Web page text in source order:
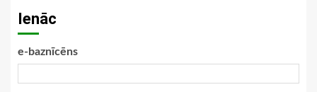
Ienāc
e-baznīcēns